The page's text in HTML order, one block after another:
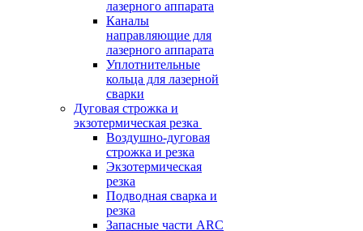
лазерного аппарата
Каналы
направляющие для
лазерного аппарата
Уплотнительные
кольца для лазерной
сварки
Дуговая строжка и
экзотермическая резка
Воздушно-дуговая
строжка и резка
Экзотермическая
резка
Подводная сварка и
резка
Запасные части ARC